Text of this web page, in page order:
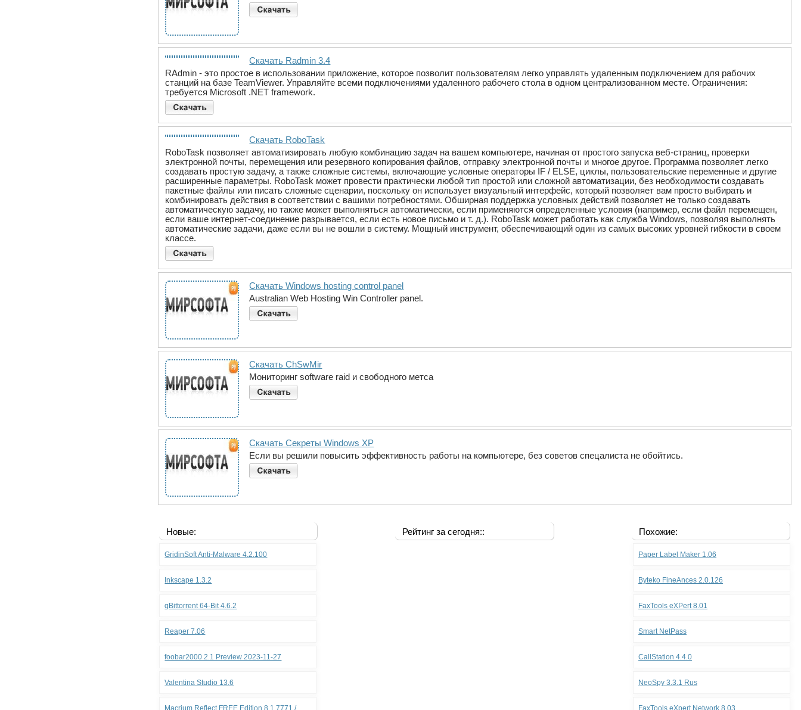
Скачать Radmin 3.4
RAdmin - это простое в использовании приложение, которое позволит пользователям легко управлять удаленным подключением для рабочих
станций на базе TeamViewer. Управляйте всеми подключениями удаленного рабочего стола в одном централизованном месте. Ограничения:
требуется Microsoft .NET framework.
Скачать RoboTask
RoboTask позволяет автоматизировать любую комбинацию задач на вашем компьютере, начиная от простого запуска веб-страниц, проверки
электронной почты, перемещения или резервного копирования файлов, отправку электронной почты и многое другое. Программа позволяет легко
создавать простую задачу, а также сложные системы, включающие условные операторы IF / ELSE, циклы, пользовательские переменные и другие
расширенные параметры. RoboTask может провести практически любой тип простой или сложной автоматизации, без необходимости создавать
пакетные файлы или писать сложные сценарии, поскольку он использует визуальный интерфейс, который позволяет вам просто выбирать и
комбинировать действия в соответствии с вашими потребностями. Обширная поддержка условных действий позволяет не только создавать
автоматическую задачу, но также может выполняться автоматически, если применяются определенные условия (например, если файл перемещен,
если ваше интернет-соединение разрывается, если есть новое письмо и т. д.). RoboTask может работать как служба Windows, позволяя выполнять
автоматические задачи, даже если вы не вошли в систему. Мощный инструмент, обеспечивающий один из самых высоких уровней гибкости в своем
классе.
Скачать Windows hosting control panel
Australian Web Hosting Win Controller panel.
Скачать ChSwMir
Мониторинг software raid и свободного метса
Скачать Секреты Windows XP
Если вы решили повысить эффективность работы на компьютере, без советов спецалиста не обойтись.
Новые:
GridinSoft Anti-Malware 4.2.100
Inkscape 1.3.2
qBittorrent 64-Bit 4.6.2
Reaper 7.06
foobar2000 2.1 Preview 2023-11-27
Valentina Studio 13.6
Macrium Reflect FREE Edition 8.1.7771 /
Рейтинг за сегодня:: Похожие:
Paper Label Maker 1.06
Byteko FineAnces 2.0.126
FaxTools eXPert 8.01
Smart NetPass
CallStation 4.4.0
NeoSpy 3.3.1 Rus
FaxTools eXpert Network 8.03